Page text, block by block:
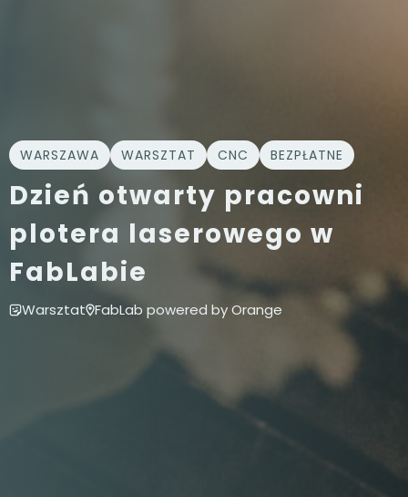
WARSZAWA WARSZTAT CNC BEZPŁATNE
Dzień otwarty pracowni
plotera laserowego w
FabLabie
Warsztat FabLab powered by Orange